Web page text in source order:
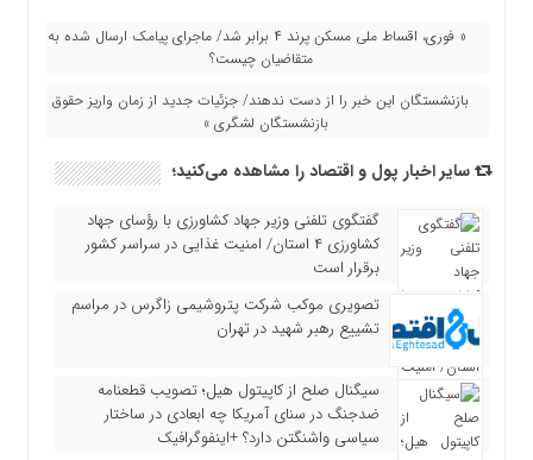
« فوری، اقساط ملی مسکن پرند ۴ برابر شد/ ماجرای پیامک ارسال شده به
متقاضیان چیست؟
بازنشستگان این خبر را از دست ندهند/ جزئیات جدید از زمان واریز حقوق
بازنشستگان لشگری »
سایر اخبار پول و اقتصاد را مشاهده می‌کنید؛
گفتگوی تلفنی وزیر جهاد کشاورزی با رؤسای جهاد
کشاورزی ۴ استان/ امنیت غذایی در سراسر کشور
برقرار است
تصویری موکب شرکت پتروشیمی زاگرس در مراسم
تشییع رهبر شهید در تهران
سیگنال صلح از کاپیتول هیل؛ تصویب قطعنامه
ضدجنگ در سنای آمریکا چه ابعادی در ساختار
سیاسی واشنگتن دارد؟ +اینفوگرافیک